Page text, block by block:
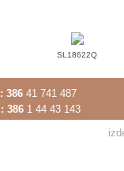
SL18622Q
386 41 741 487
386 1 44 43 143